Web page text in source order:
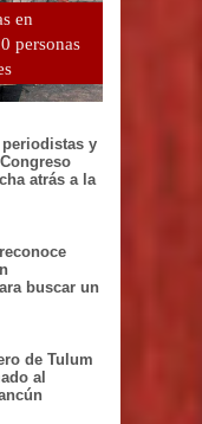
en
personas
y
atrás a la
buscar un
de Tulum
al